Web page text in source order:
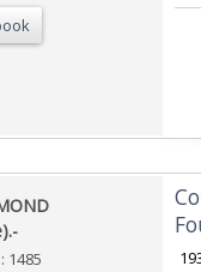
1485